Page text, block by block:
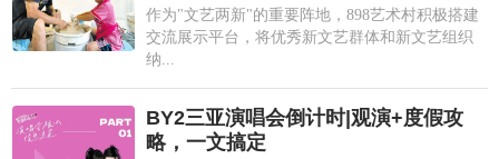
作为"文艺两新"的重要阵地，898艺术村积极搭建
交流展示平台，将优秀新文艺群体和新文艺组织
纳...
BY2三亚演唱会倒计时|观演+度假攻
略，一文搞定